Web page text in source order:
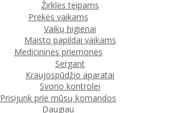
Žirklės teipams
Prekės vaikams
Vaikų higienai
Maisto papildai vaikams
Medicininės priemonės
Sergant
Kraujospūdžio aparatai
Svorio kontrolei
Prisijunk prie mūsų komandos
Daugiau